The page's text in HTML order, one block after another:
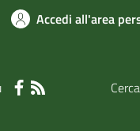
Accedi all'area
Cerca